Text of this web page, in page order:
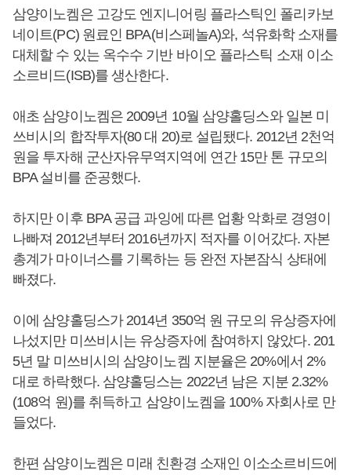
삼양이노켐은 고강도 엔지니어링 플라스틱인 폴리카보
네이트(PC) 원료인 BPA(비스페놀A)와, 석유화학 소재를
대체할 수 있는 옥수수 기반 바이오 플라스틱 소재 이소
소르비드(ISB)를 생산한다.
애초 삼양이노켐은 2009년 10월 삼양홀딩스와 일본 미
쓰비시의 합작투자(80 대 20)로 설립됐다. 2012년 2천억
원을 투자해 군산자유무역지역에 연간 15만 톤 규모의
BPA 설비를 준공했다.
하지만 이후 BPA 공급 과잉에 따른 업황 악화로 경영이
나빠져 2012년부터 2016년까지 적자를 이어갔다. 자본
총계가 마이너스를 기록하는 등 완전 자본잠식 상태에
빠졌다.
이에 삼양홀딩스가 2014년 350억 원 규모의 유상증자에
나섰지만 미쓰비시는 유상증자에 참여하지 않았다. 201
5년 말 미쓰비시의 삼양이노켐 지분율은 20%에서 2%
대로 하락했다. 삼양홀딩스는 2022년 남은 지분 2.32%
(108억 원)를 취득하고 삼양이노켐을 100% 자회사로 만
들었다.
한편 삼양이노켐은 미래 친환경 소재인 이소소르비드에